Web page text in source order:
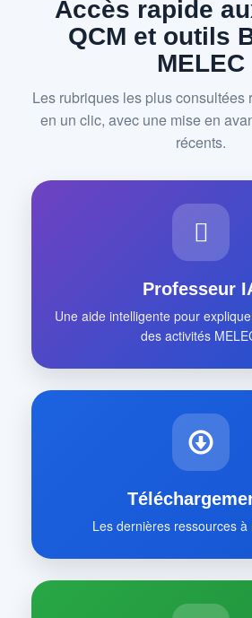
Accès rapide
QCM et outils
MELEC
Les rubriques les plus consultées
en un clic, avec une mise en
récents.
Professeur
Une aide intelligente pour
des activités
Les dernières ressources à